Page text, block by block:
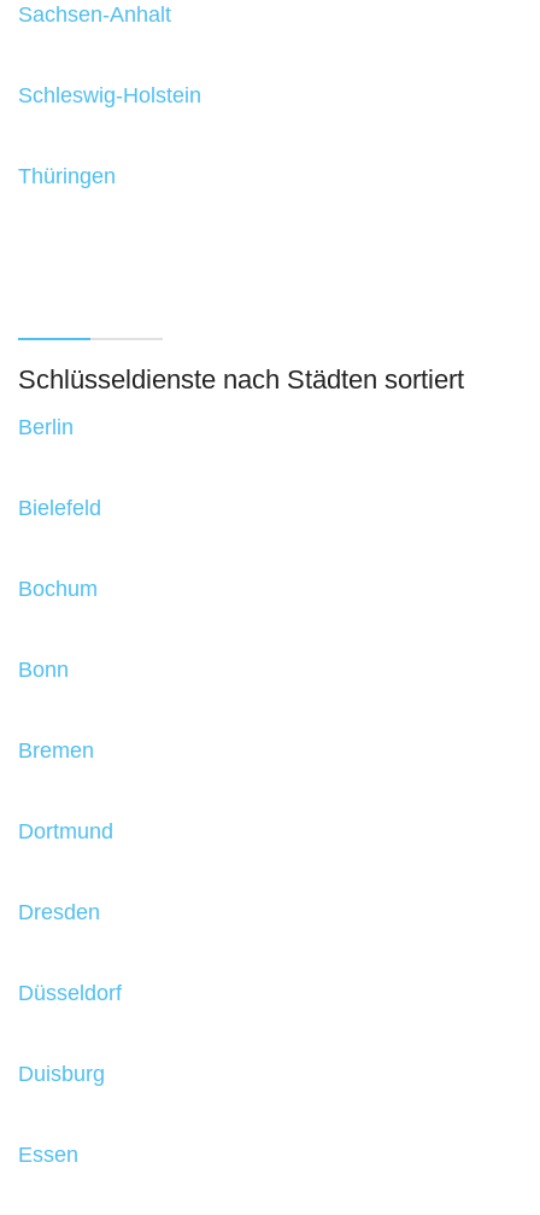
Sachsen-Anhalt
Schleswig-Holstein
Thüringen
Schlüsseldienste nach Städten sortiert
Berlin
Bielefeld
Bochum
Bonn
Bremen
Dortmund
Dresden
Düsseldorf
Duisburg
Essen